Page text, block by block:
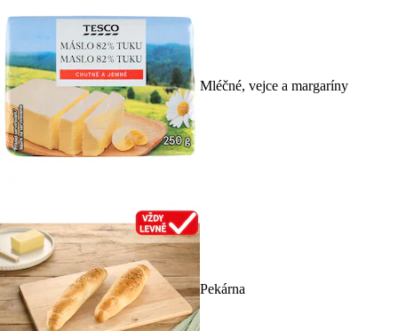
Mléčné, vejce a margaríny
Pekárna